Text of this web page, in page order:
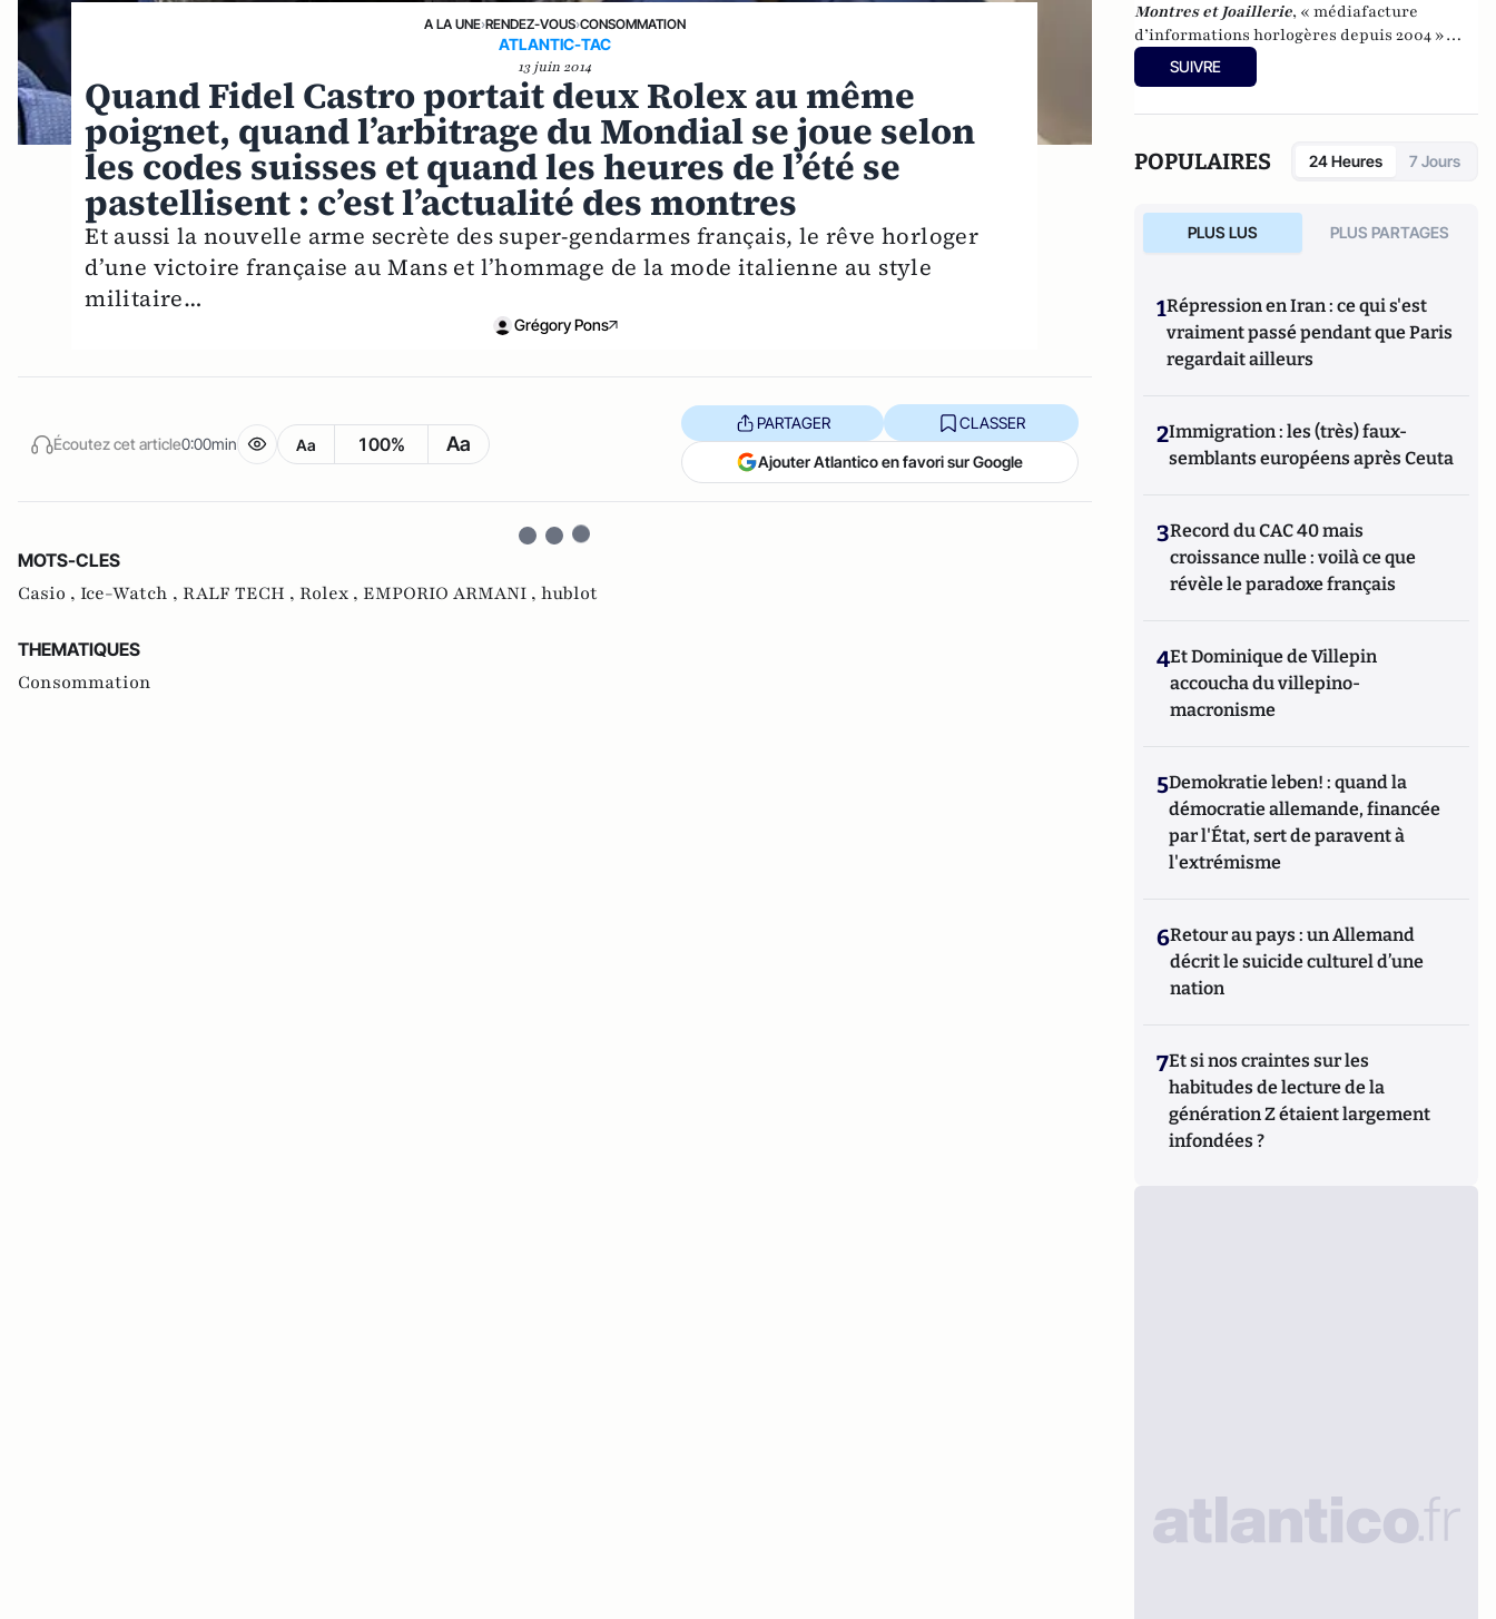
A LA UNE›RENDEZ-VOUS›CONSOMMATION
ATLANTIC-TAC
13 juin 2014
Quand Fidel Castro portait deux Rolex au même
poignet, quand l’arbitrage du Mondial se joue selon
les codes suisses et quand les heures de l’été se
pastellisent : c’est l’actualité des montres
Et aussi la nouvelle arme secrète des super-gendarmes français, le rêve horloger
d’une victoire française au Mans et l’hommage de la mode italienne au style
militaire…
Grégory Pons
Écoutez cet article0:00min Aa 100% Aa
PARTAGER CLASSER
Ajouter Atlantico en favori sur Google
MOTS-CLES
Casio , Ice-Watch , RALF TECH , Rolex , EMPORIO ARMANI , hublot
THEMATIQUES
Consommation
Montres et Joaillerie, « médiafacture
d’informations horlogères depuis 2004 »
(site d’informations basé à Genève : 0 %
publicité-100 % liberté), spécialiste du
SUIVRE
POPULAIRES 24 Heures 7 Jours
PLUS LUS PLUS PARTAGES
1Répression en Iran : ce qui s'est
vraiment passé pendant que Paris
regardait ailleurs
2Immigration : les (très) faux-
semblants européens après Ceuta
3Record du CAC 40 mais
croissance nulle : voilà ce que
révèle le paradoxe français
4Et Dominique de Villepin
accoucha du villepino-
macronisme
5Demokratie leben! : quand la
démocratie allemande, financée
par l'État, sert de paravent à
l'extrémisme
6Retour au pays : un Allemand
décrit le suicide culturel d’une
nation
7Et si nos craintes sur les
habitudes de lecture de la
génération Z étaient largement
infondées ?